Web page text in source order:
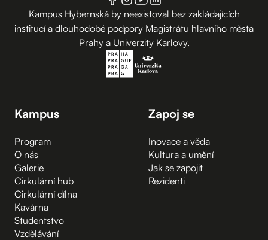
Kampus Hybernská by neexistoval bez zakládajících
institucí a dlouhodobé podpory Magistrátu hlavního města
Prahy a Univerzity Karlovy.
Kampus
Program
O nás
Galerie
Cirkulární hub
Cirkulární dílna
Kavárna
Studentstvo
Vzdělávání
Zapoj se
Inovace a věda
Kultura a umění
Jak se zapojit
Rezidenti